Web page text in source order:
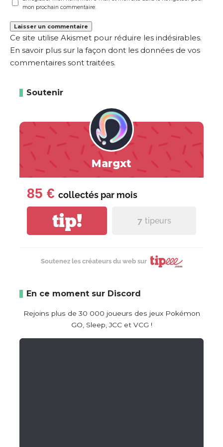
mon prochain commentaire.
Ce site utilise Akismet pour réduire les indésirables.
En savoir plus sur la façon dont les données de vos
commentaires sont traitées.
Soutenir
Margxt
85 € collectés par mois
tip! 7 tipeurs
Soutenez les créateurs du web sur
En ce moment sur Discord
Rejoins plus de 30 000 joueurs des jeux Pokémon
GO, Sleep, JCC et VCG !